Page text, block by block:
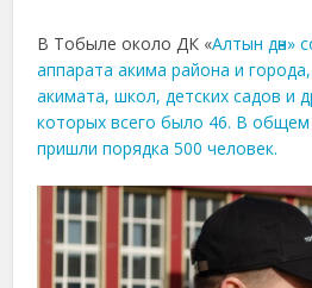
В Тобыле около ДК «Алтын дән»
аппарата акима района и
акимата, школ, детских садов и
которых всего было 46. В
пришли порядка 500 человек.